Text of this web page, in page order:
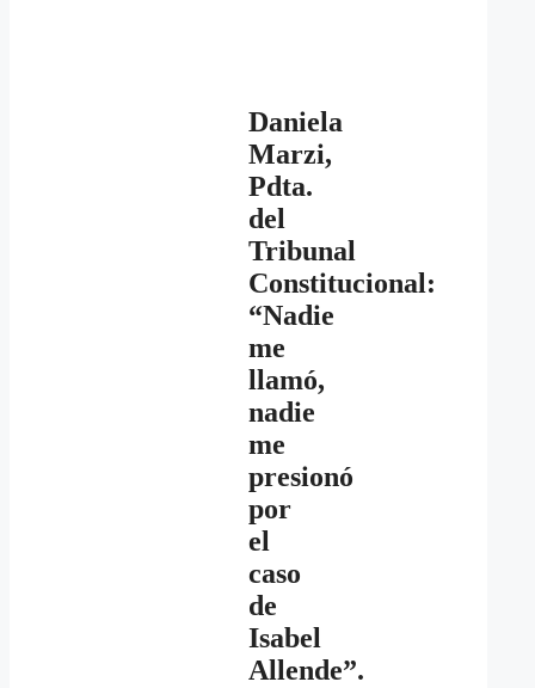
Daniela
Marzi,
Pdta.
del
Tribunal
Constitucional:
“Nadie
me
llamó,
nadie
me
presionó
por
el
caso
de
Isabel
Allende”.